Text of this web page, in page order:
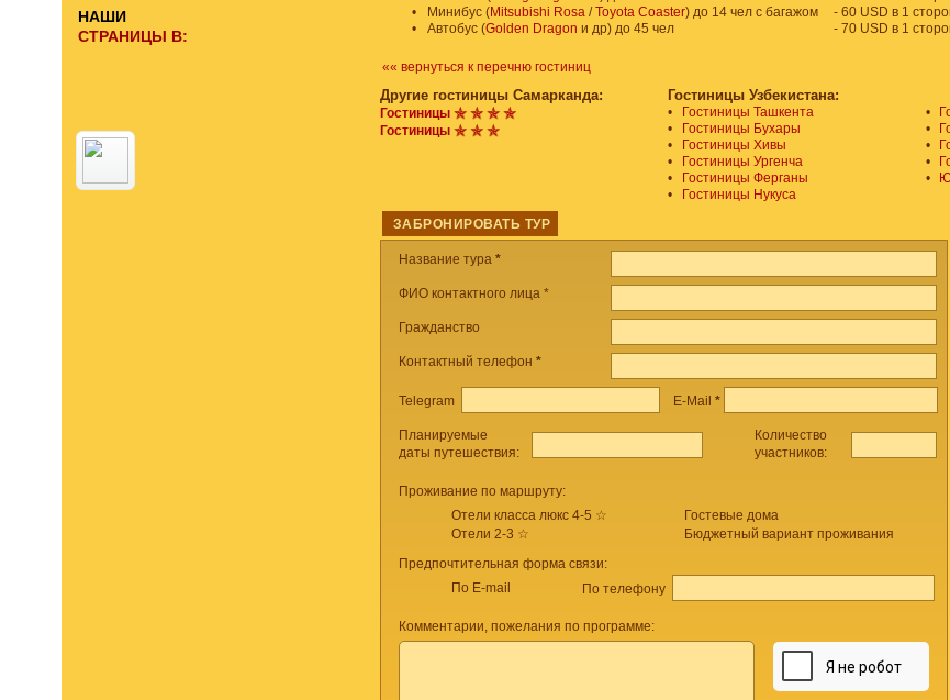
•
Минибус (Mitsubishi Rosa/Toyota Coaster) до 14 чел с багажом
- 60 USD в 1
•
Автобус (Golden Dragon и др) до 45 чел - 70 USD в 1
«« вернуться к перечню гостиниц
Другие гостиницы Самарканда: Гостиницы Узбекистана:
Гостиницы
Гостиницы
•
Гостиницы Ташкента
•
Гостиницы Бухары
•
Гостиницы Хивы
•
Гостиницы Ургенча
•
Гостиницы Ферганы
•
Гостиницы Нукуса
•
•
•
•
•
ЗАБРОНИРОВАТЬ ТУР
Название тура *
ФИО контактного лица *
Гражданство
Контактный телефон *
Telegram E-Mail *
Планируемые
даты путешествия:
Количество
участников:
Проживание по маршруту:
Отели класса люкс 4-5 ☆
Отели 2-3 ☆
Гостевые дома
Бюджетный вариант проживания
Предпочтительная форма связи:
По E-mail
По телефону
Комментарии, пожелания по программе:
НАШИ
СТРАНИЦЫ В: